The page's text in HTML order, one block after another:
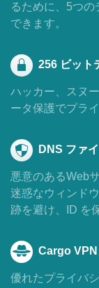
るために、5つ
できます。
256 ビット
ハッカー、スヌ
ータ保護でプラ
DNS ファ
悪意のあるWeb
迷惑なウィンド
跡を避け、ID を
Cargo VPN
優れたプライバ